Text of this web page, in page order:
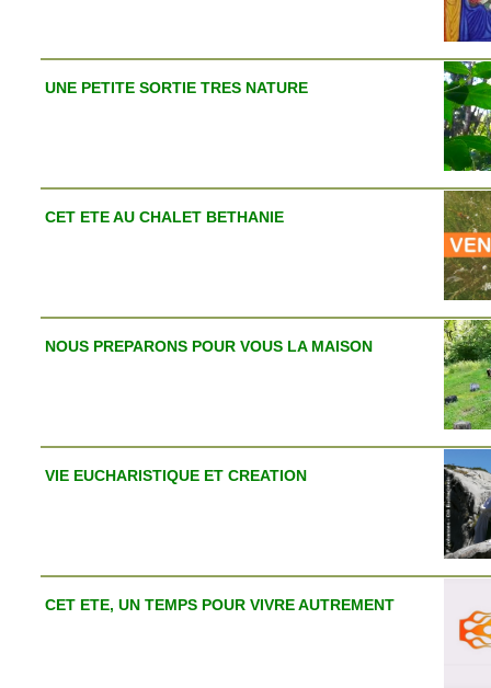
UNE PETITE SORTIE TRES NATURE
CET ETE AU CHALET BETHANIE
NOUS PREPARONS POUR VOUS LA MAISON
VIE EUCHARISTIQUE ET CREATION
CET ETE, UN TEMPS POUR VIVRE AUTREMENT